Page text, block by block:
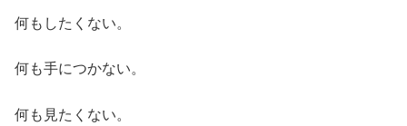
何もしたくない。
何も手につかない。
何も見たくない。